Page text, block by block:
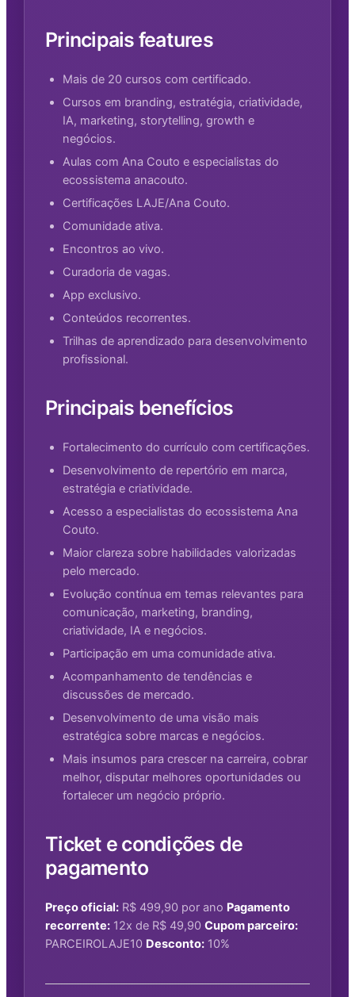
Principais features
Mais de 20 cursos com certificado.
Cursos em branding, estratégia, criatividade,
IA, marketing, storytelling, growth e
negócios.
Aulas com Ana Couto e especialistas do
ecossistema anacouto.
Certificações LAJE/Ana Couto.
Comunidade ativa.
Encontros ao vivo.
Curadoria de vagas.
App exclusivo.
Conteúdos recorrentes.
Trilhas de aprendizado para desenvolvimento
profissional.
Principais benefícios
Fortalecimento do currículo com certificações.
Desenvolvimento de repertório em marca,
estratégia e criatividade.
Acesso a especialistas do ecossistema Ana
Couto.
Maior clareza sobre habilidades valorizadas
pelo mercado.
Evolução contínua em temas relevantes para
comunicação, marketing, branding,
criatividade, IA e negócios.
Participação em uma comunidade ativa.
Acompanhamento de tendências e
discussões de mercado.
Desenvolvimento de uma visão mais
estratégica sobre marcas e negócios.
Mais insumos para crescer na carreira, cobrar
melhor, disputar melhores oportunidades ou
fortalecer um negócio próprio.
Ticket e condições de
pagamento
Preço oficial: R$ 499,90 por ano Pagamento
recorrente: 12x de R$ 49,90 Cupom parceiro:
PARCEIROLAJE10 Desconto: 10%